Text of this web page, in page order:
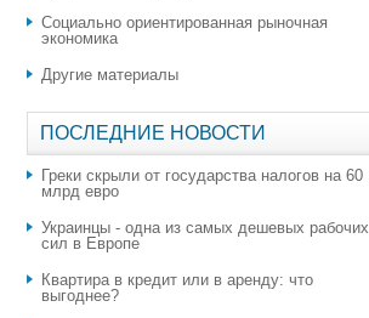
Социально ориентированная рыночная
экономика
Другие материалы
ПОСЛЕДНИЕ НОВОСТИ
Греки скрыли от государства налогов на 60
млрд евро
Украинцы - одна из самых дешевых рабочих
сил в Европе
Квартира в кредит или в аренду: что
выгоднее?